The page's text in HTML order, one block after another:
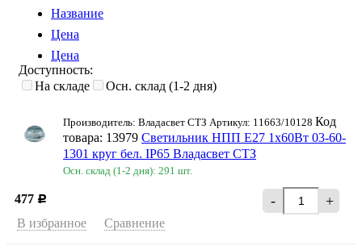
Название
Цена
Цена
Доступность:
На складе
Осн. склад (1-2 дня)
Производитель: Владасвет СТЗ Артикул: 11663/10128 Код
товара: 13979 Светильник НПП Е27 1х60Вт 03-60-
1301 круг бел. IP65 Владасвет СТЗ
Осн. склад (1-2 дня): 291 шт.
477 Р - +
В избранное Сравнение